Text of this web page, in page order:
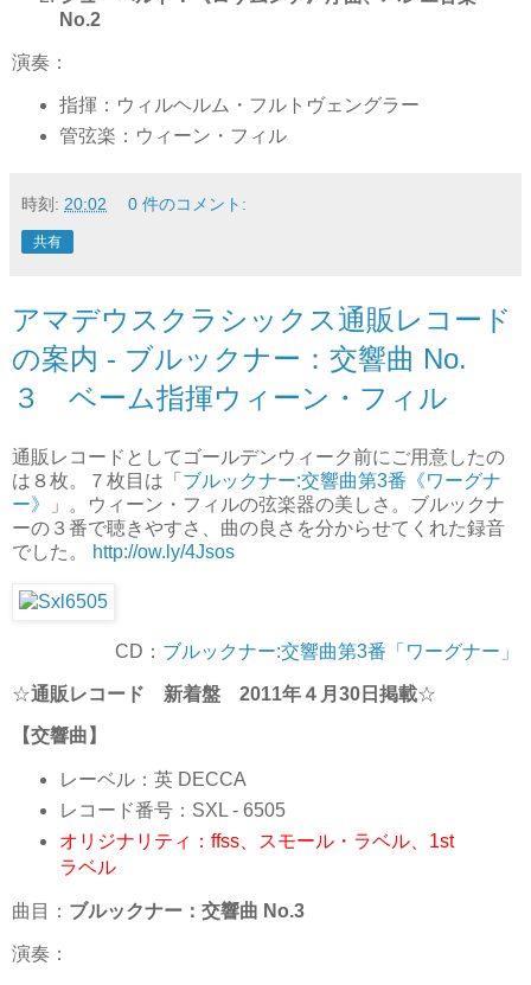
No.2
演奏：
指揮：ウィルヘルム・フルトヴェングラー
管弦楽：ウィーン・フィル
時刻: 20:02 0 件のコメント:
共有
アマデウスクラシックス通販レコード
の案内 - ブルックナー：交響曲 No.
３ ベーム指揮ウィーン・フィル
通販レコードとしてゴールデンウィーク前にご用意したの
は８枚。７枚目は「 ブルックナー:交響曲第3番《ワーグナ
ー》
」。ウィーン・フィルの弦楽器の美しさ。ブルックナ
ーの３番で聴きやすさ、曲の良さを分からせてくれた録音
でした。
http://ow.ly/4Jsos
CD： ブルックナー:交響曲第3番「ワーグナー」
☆通販レコード 新着盤 2011年４月30日掲載☆
【交響曲】
レーベル：英 DECCA
レコード番号：SXL - 6505
オリジナリティ：ffss、スモール・ラベル、1st
ラベル
曲目： ブルックナー：交響曲 No.3
演奏：